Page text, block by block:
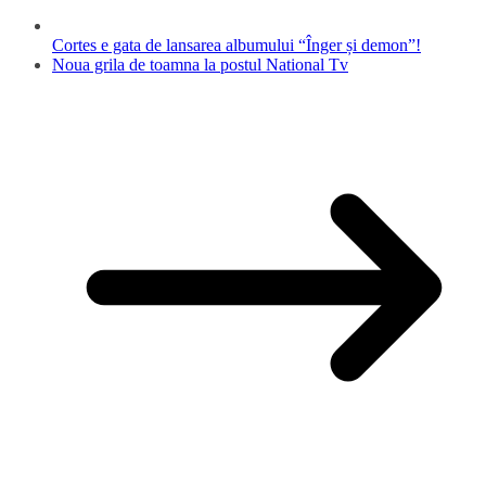
Cortes e gata de lansarea albumului “Înger și demon”!
Noua grila de toamna la postul National Tv